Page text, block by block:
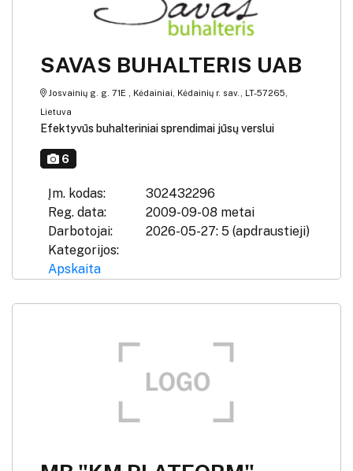
SAVAS BUHALTERIS UAB
Josvainių g. g. 71E , Kėdainiai, Kėdainių r. sav., LT-57265,
Lietuva
Efektyvūs buhalteriniai sprendimai jūsų verslui
6
Įm. kodas:
302432296
Reg. data:
2009-09-08 metai
Darbotojai:
2026-05-27: 5 (apdraustieji)
Kategorijos:
Apskaita